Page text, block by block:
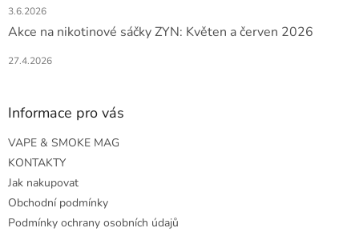
3.6.2026
Akce na nikotinové sáčky ZYN: Květen a červen 2026
27.4.2026
Informace pro vás
VAPE & SMOKE MAG
KONTAKTY
Jak nakupovat
Obchodní podmínky
Podmínky ochrany osobních údajů